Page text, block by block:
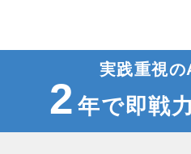
実践重視の
2 年で即戦